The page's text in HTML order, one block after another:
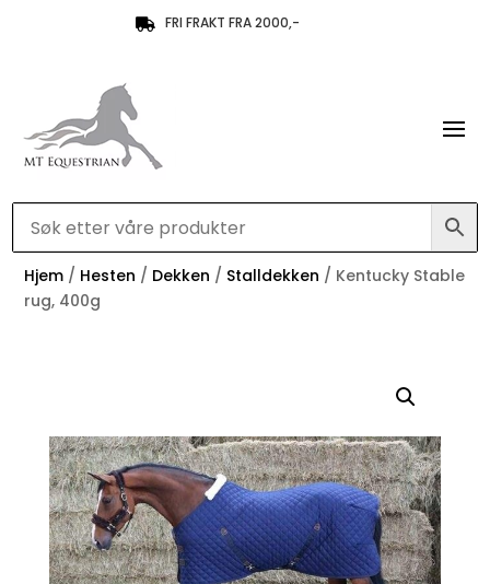
 FRI FRAKT FRA 2000,-
Hjem / Hesten / Dekken / Stalldekken / Kentucky Stable
rug, 400g